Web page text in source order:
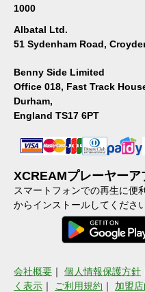
1000
Albatal Ltd.
51 Sydenham Road,
Benny Side Limited
Office 018, Fast Track
Durham,
England TS17 6PT
XCREAMプレーヤーア
スマートフォンでの再生に便
からインストールしてください
会社概要 ｜ 個人情報保護方針
く表示 ｜ ご利用規約 ｜ 加盟